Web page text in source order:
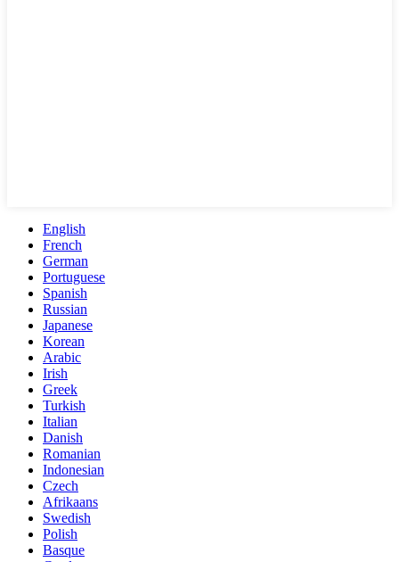
English
French
German
Portuguese
Spanish
Russian
Japanese
Korean
Arabic
Irish
Greek
Turkish
Italian
Danish
Romanian
Indonesian
Czech
Afrikaans
Swedish
Polish
Basque